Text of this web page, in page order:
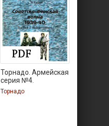
Торнадо. Армейская
серия №4.
Торнадо